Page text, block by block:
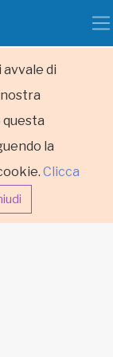
di
la
Clicca